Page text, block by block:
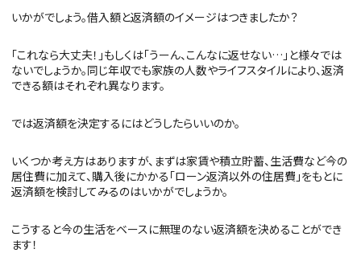
いかがでしょう。借入額と返済額のイメージはつきましたか？
「これなら大丈夫！」もしくは「うーん、こんなに返せない…」と様々では
ないでしょうか。同じ年収でも家族の人数やライフスタイルにより、返済
できる額はそれぞれ異なります。
では返済額を決定するにはどうしたらいいのか。
いくつか考え方はありますが、まずは家賃や積立貯蓄、生活費など今の
居住費に加えて、購入後にかかる「ローン返済以外の住居費」をもとに
返済額を検討してみるのはいかがでしょうか。
こうすると今の生活をベースに無理のない返済額を決めることができ
ます！